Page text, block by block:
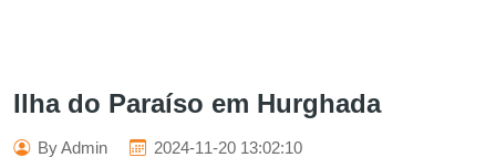
Ilha do Paraíso em Hurghada
By Admin 2024-11-20 13:02:10